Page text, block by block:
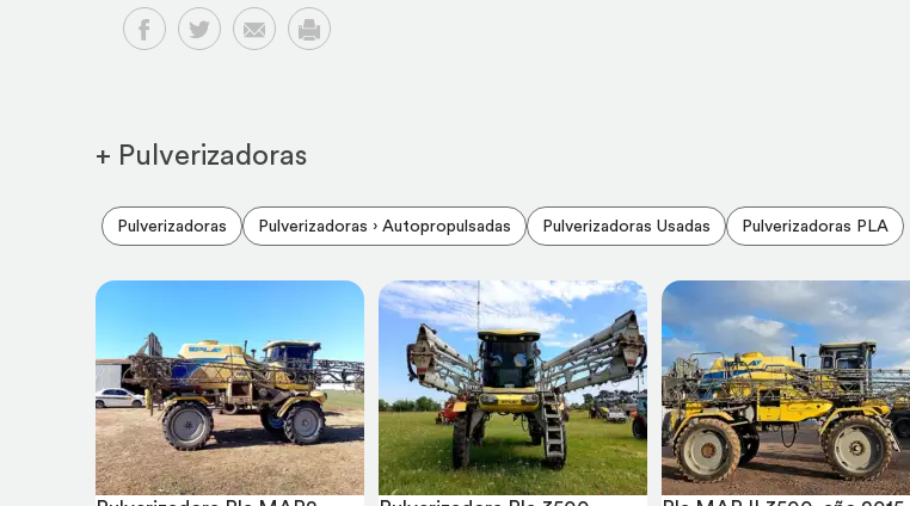
Compartir en Facebook
Compartir en Twitter
Compartir por email
Imprimir
+ Pulverizadoras
Pulverizadoras Pulverizadoras › Autopropulsadas Pulverizadoras Usadas Pulverizadoras PLA